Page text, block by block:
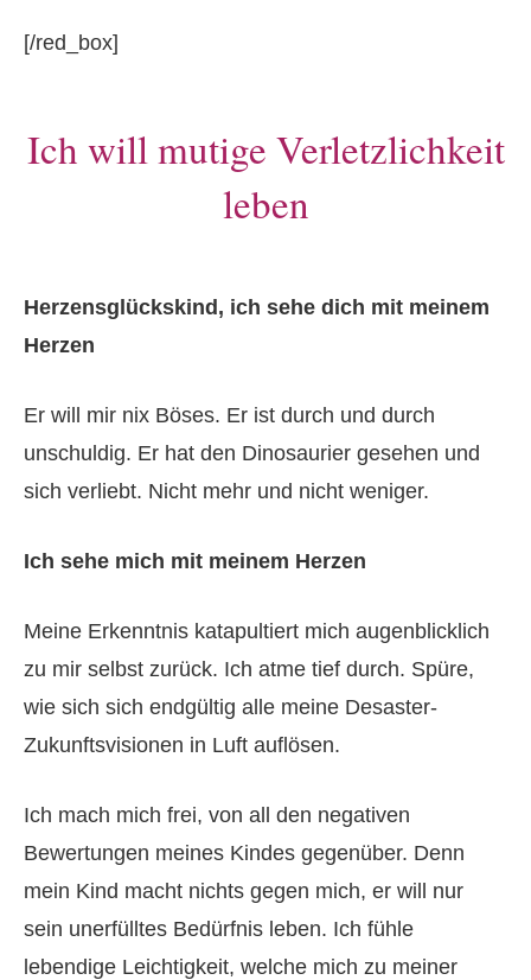
[/red_box]
Ich will mutige Verletzlichkeit
leben
Herzensglückskind, ich sehe dich mit meinem
Herzen
Er will mir nix Böses. Er ist durch und durch
unschuldig. Er hat den Dinosaurier gesehen und
sich verliebt. Nicht mehr und nicht weniger.
Ich sehe mich mit meinem Herzen
Meine Erkenntnis katapultiert mich augenblicklich
zu mir selbst zurück. Ich atme tief durch. Spüre,
wie sich sich endgültig alle meine Desaster-
Zukunftsvisionen in Luft auflösen.
Ich mach mich frei, von all den negativen
Bewertungen meines Kindes gegenüber. Denn
mein Kind macht nichts gegen mich, er will nur
sein unerfülltes Bedürfnis leben. Ich fühle
lebendige Leichtigkeit, welche mich zu meiner